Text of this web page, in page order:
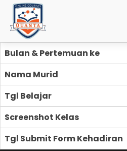
Bulan & Pertemuan ke
Nama Murid
Tgl Belajar
Screenshot Kelas
Tgl Submit Form Kehadiran